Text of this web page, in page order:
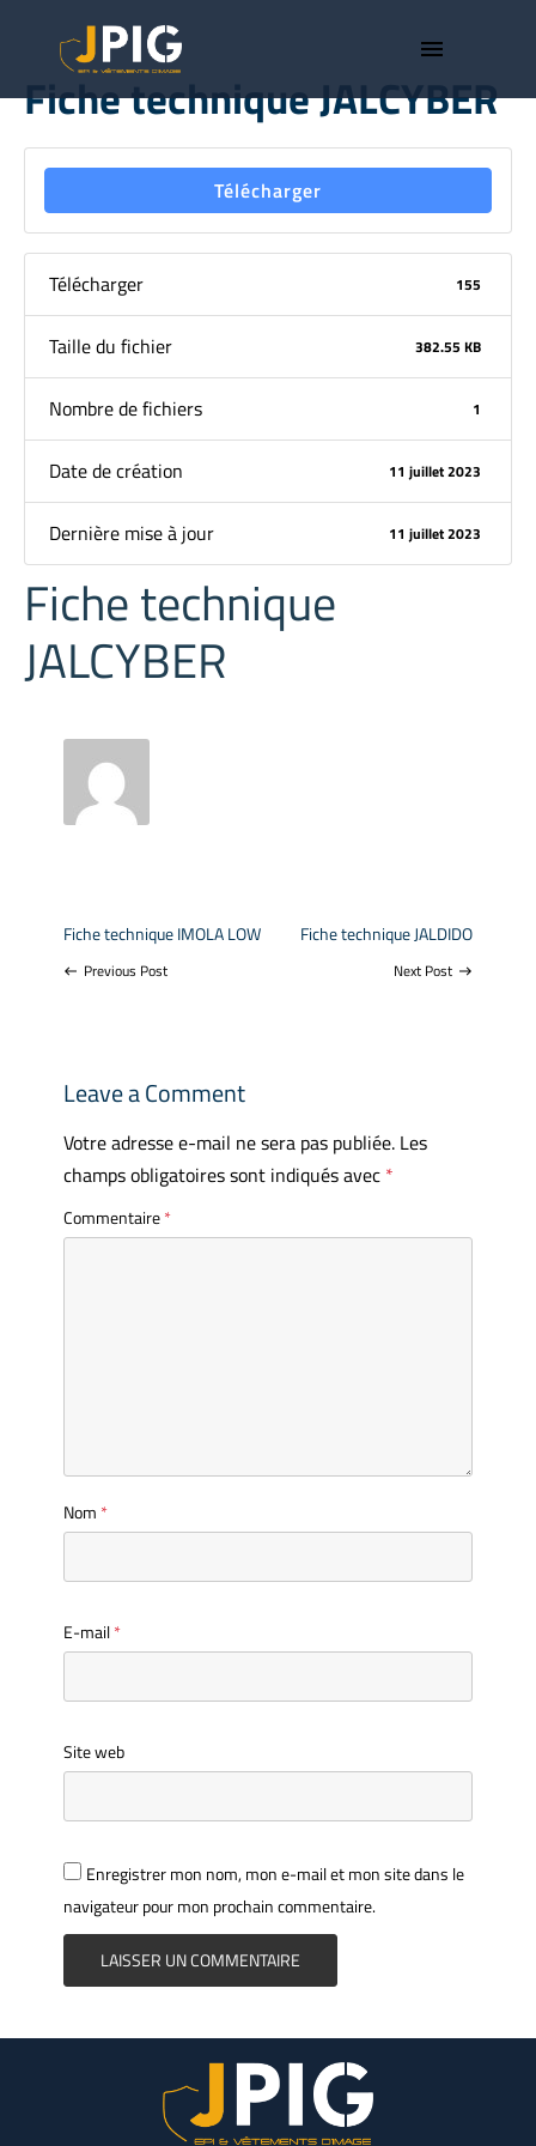
menu
Fiche technique JALCYBER
Télécharger
Télécharger 155
Taille du fichier 382.55 KB
Nombre de fichiers 1
Date de création 11 juillet 2023
Dernière mise à jour 11 juillet 2023
Fiche technique
JALCYBER
Fiche technique IMOLA LOW
west Previous Post
Fiche technique JALDIDO
Next Post east
Leave a Comment
Votre adresse e-mail ne sera pas publiée. Les
champs obligatoires sont indiqués avec *
Commentaire*
Nom *
E-mail*
Site web
Enregistrer mon nom, mon e-mail et mon site dans le
navigateur pour mon prochain commentaire.